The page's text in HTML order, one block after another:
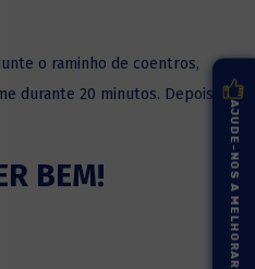
o raminho de coentros,
durante 20 minutos. Depois
BEM! AJUDE-NOS A MELHORAR